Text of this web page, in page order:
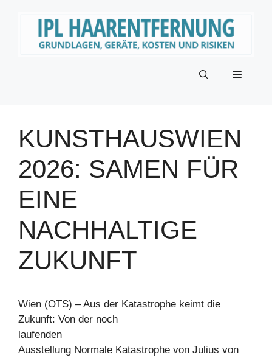
Menü
KUNSTHAUSWIEN
2026: SAMEN FÜR
EINE
NACHHALTIGE
ZUKUNFT
Wien (OTS) – Aus der Katastrophe keimt die
Zukunft: Von der noch
laufenden
Ausstellung Normale Katastrophe von Julius von